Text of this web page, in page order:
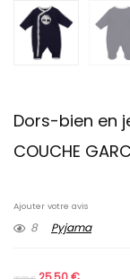
Dors-bien en
COUCHE
Ajouter votre avis
8 Pyjama